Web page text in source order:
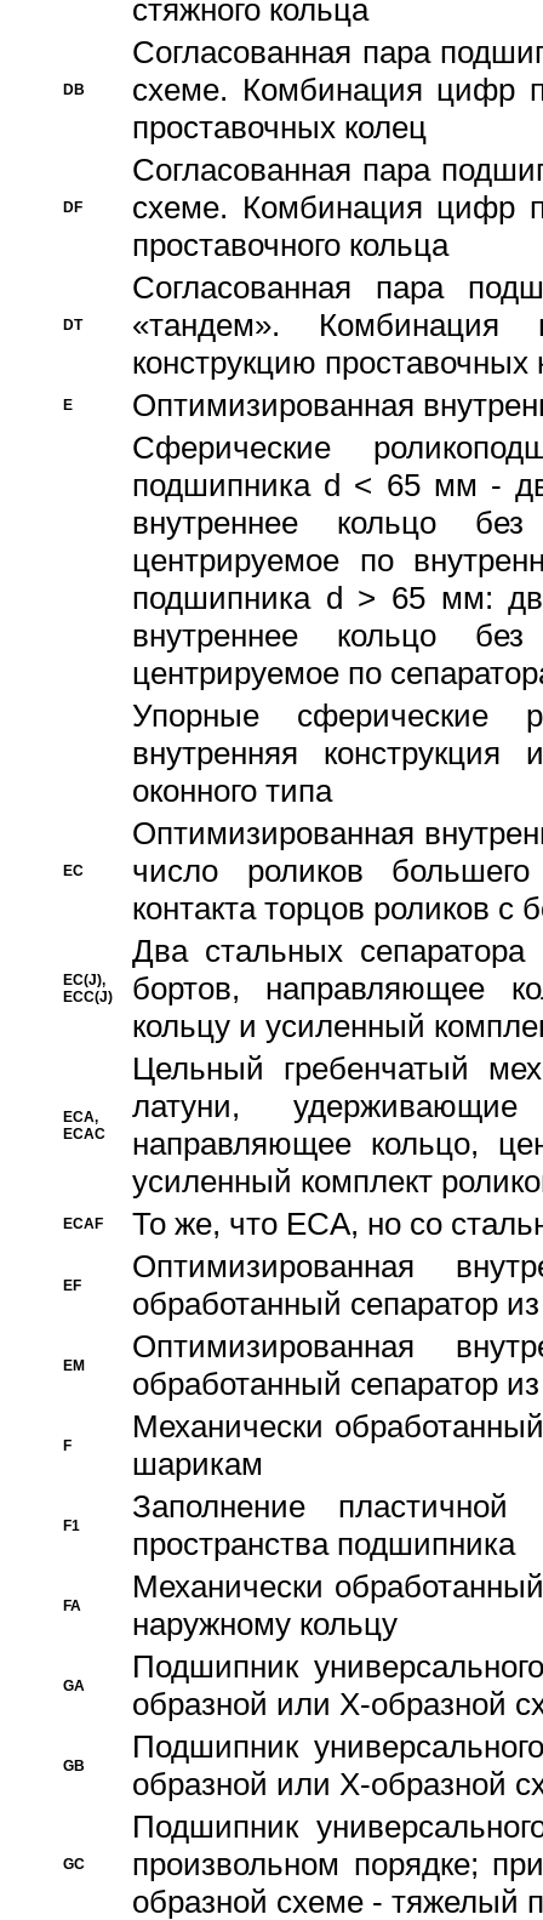
стяжного кольца
DB
Согласованная пара
схеме. Комбинация цифр
проставочных колец
DF
Согласованная пара
схеме. Комбинация цифр
проставочного кольца
DT
Согласованная пара
«тандем».
конструкцию проставочных
E
Оптимизированная
Сферические
подшипника d < 65 мм -
внутреннее кольцо
центрируемое по
подшипника d > 65 мм:
внутреннее кольцо
центрируемое по
Упорные сферические
внутренняя
оконного типа
EC
Oптимизированная
число роликов
контакта торцов роликов с
EC(J),
ECC(J)
Два стальных сепаратора
бортов, направляющее
кольцу и усиленный
ECA,
ECAC
Цельный гребенчатый
латуни,
направляющее кольцо,
усиленный комплект
ECAF То же, что ECA, но со
EF
Оптимизированная
обработанный сепаратор
EM
Оптимизированная
обработанный сепаратор
F
Механически
шарикам
F1
Заполнение
пространства подшипника
FA
Механически
наружному кольцу
GA
Подшипник
образной или Х-образной
GB
Подшипник
образной или Х-образной
GC
Подшипник
произвольном порядке;
образной схеме - тяжелый